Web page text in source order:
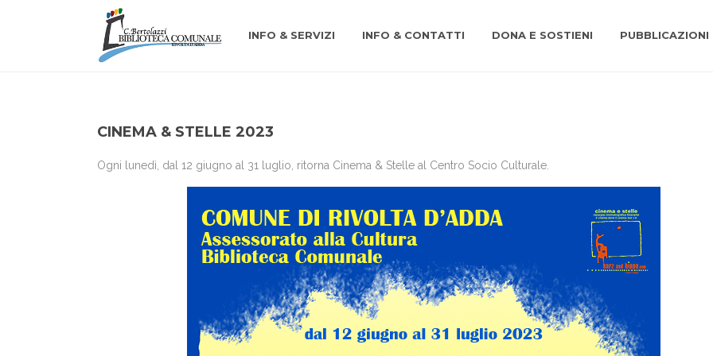
INFO & SERVIZI INFO & CONTATTI DONA E SOSTIENI PUBBLICAZIONI
CINEMA & STELLE 2023
Ogni lunedì, dal 12 giugno al 31 luglio, ritorna Cinema & Stelle al Centro Socio Culturale.